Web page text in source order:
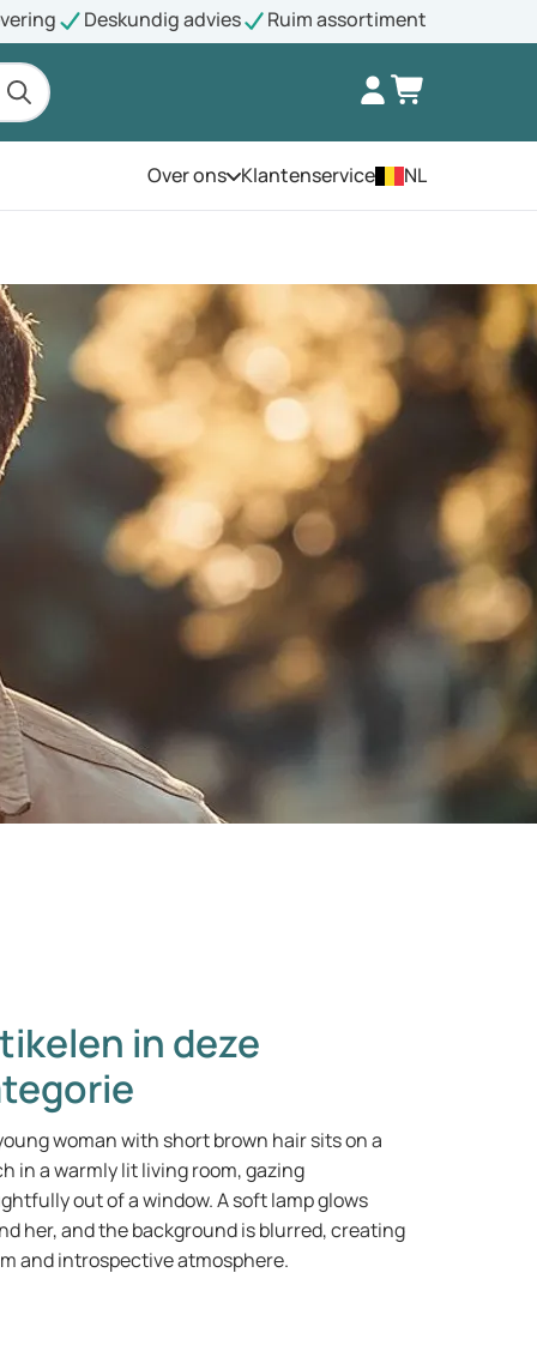
Deskundig advies Ruim assortiment
Over onsOpen het menu
Klantenservice NL
in deze